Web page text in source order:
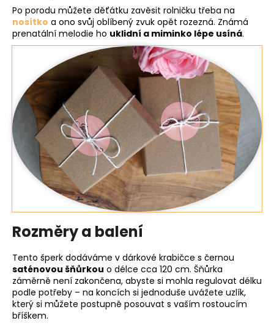
Po porodu můžete děťátku zavěsit rolničku třeba na
nosítko a ono svůj oblíbený zvuk opět rozezná. Známá
prenatální melodie ho uklidní a miminko lépe usíná.
Rozměry a balení
Tento šperk dodáváme v dárkové krabičce s černou
saténovou šňůrkou o délce cca 120 cm. Šňůrka
záměrně není zakončena, abyste si mohla regulovat délku
podle potřeby – na koncích si jednoduše uvážete uzlík,
který si můžete postupně posouvat s vaším rostoucím
bříškem.